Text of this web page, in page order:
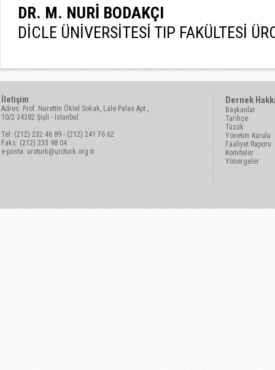
DR. M. NURİ BODAKÇI
DİCLE ÜNİVERSİTESİ TIP FAKÜLTESİ
İletişim
Adres: Prof. Nurettin Öktel Sokak, Lale Palas Apt.,
10/2 34382 Şişli - İstanbul
Tel: (212) 232 46 89 - (212) 241 76 62
Faks: (212) 233 98 04
e-posta: uroturk@uroturk.org.tr
Dernek
Başkanlar
Tarihçe
Tüzük
Yönetim Kurulu
Faaliyet Raporu
Komiteler
Yönergeler